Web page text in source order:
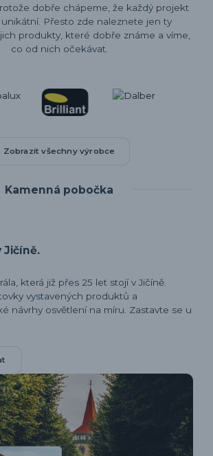
dobře chápeme, že každý projekt
Přesto zde naleznete jen ty
produkty, které dobře známe a víme,
co od nich očekávat.
Zobrazit všechny výrobce
Kamenná pobočka
Jičíně.
která již přes 25 let stojí v Jičíně.
vystavených produktů a
návrhy osvětlení na míru. Zastavte se u